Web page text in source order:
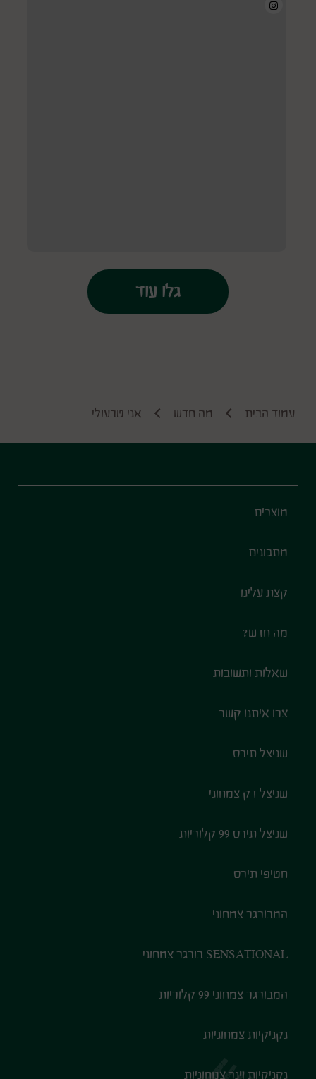
עמוד הבית מה חדש אני טבעולי
מוצרים
מתכונים
קצת עלינו
מה חדש?
שאלות ותשובות
צרו איתנו קשר
שניצל תירס
שניצל דק צמחוני
שניצל תירס 99 קלוריות
חטיפי תירס
המבורגר צמחוני
SENSATIONAL בורגר צמחוני
המבורגר צמחוני 99 קלוריות
נקניקיות צמחוניות
נקניקיות וינר צמחוניות